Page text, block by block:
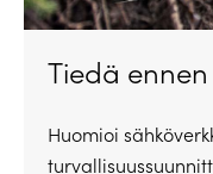
Tiedä
Huomioi